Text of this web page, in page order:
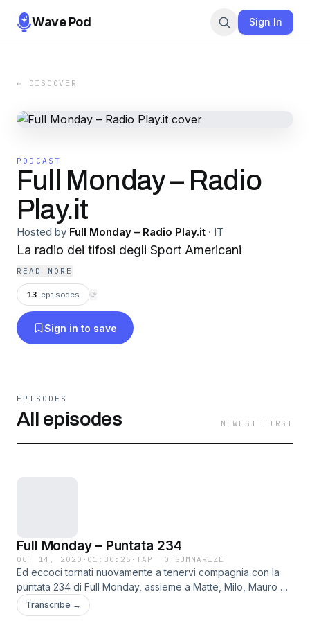
Wave Pod Sign In
← DISCOVER
PODCAST
Full Monday – Radio
Play.it
Hosted by Full Monday – Radio Play.it · IT
La radio dei tifosi degli Sport Americani
READ MORE
13 episodes ⟳
Sign in to save
EPISODES
All episodes NEWEST FIRST
Full Monday – Puntata 234
OCT 14, 2020 · 01:30:25 ·TAP TO SUMMARIZE
Ed eccoci tornati nuovamente a tenervi compagnia con la
puntata 234 di Full Monday, assieme a Matte, Milo, Mauro ed
al graditissimo ritorno di Luca Domenighini -Arrivati a week 5
parliamo dei rookies scelti all&#8217; altimo draft -Gase e le
Transcribe →